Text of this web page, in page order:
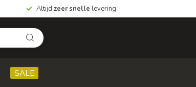
Altijd zeer snelle levering
SALE